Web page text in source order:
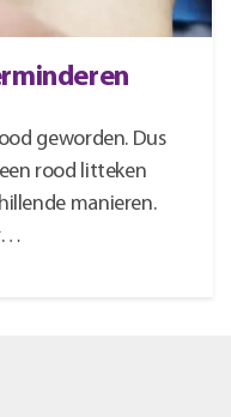
geworden. Dus
rood litteken
manieren.